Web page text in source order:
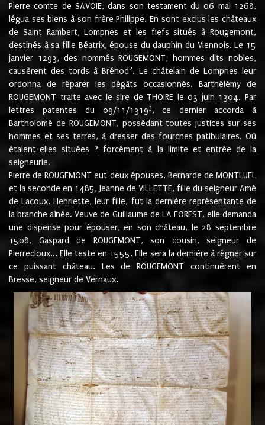
Pierre comte de SAVOIE, dans son testament du 06 mai 1268,
légua ses biens à son frère Philippe. En sont exclus les châteaux
de Saint Rambert, Lompnes et les fiefs situés à Rougemont,
destinés à sa fille Béatrix, épouse du dauphin du Viennois. Le 15
janvier 1293, des nommés ROUGEMONT, hommes dits nobles,
causèrent des tords à Brénod 2. Le châtelain de Lompnes leur
ordonna de réparer les dégâts occasionnés. Barthélémy de
ROUGEMONT traite avec le sire de THOIRE le 03 juin 1304. Par
lettres patentes du 09/11/13193, ce dernier accorda à
Bartholomé de ROUGEMONT, possédant toutes justices sur ses
hommes et ses terres, à dresser des fourches patibulaires. Où
étaient-elles situées ? forcément à la limite et entrée de la
seigneurie.
Pierre de ROUGEMONT eut deux épouses, Bernarde de MONTLUEL
et la seconde en 1485, Jeanne de VILLETTE, fille du seigneur Amé
de Lacoux. Henriette, leur fille, fut la dernière représentante de
la branche aînée. Veuve de Guillaume de LA FOREST, elle demanda
une dispense pour épouser, en son château, le 28 septembre
1508, Gaspard de ROUGEMONT, son cousin, seigneur de
Pierrecloux... Elle teste en 1555. Elle sera la dernière à régner sur
ce puissant château. Les de ROUGEMONT continuèrent en
Bresse, seigneur de Vernaux.